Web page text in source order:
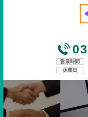
営業時間
休業日